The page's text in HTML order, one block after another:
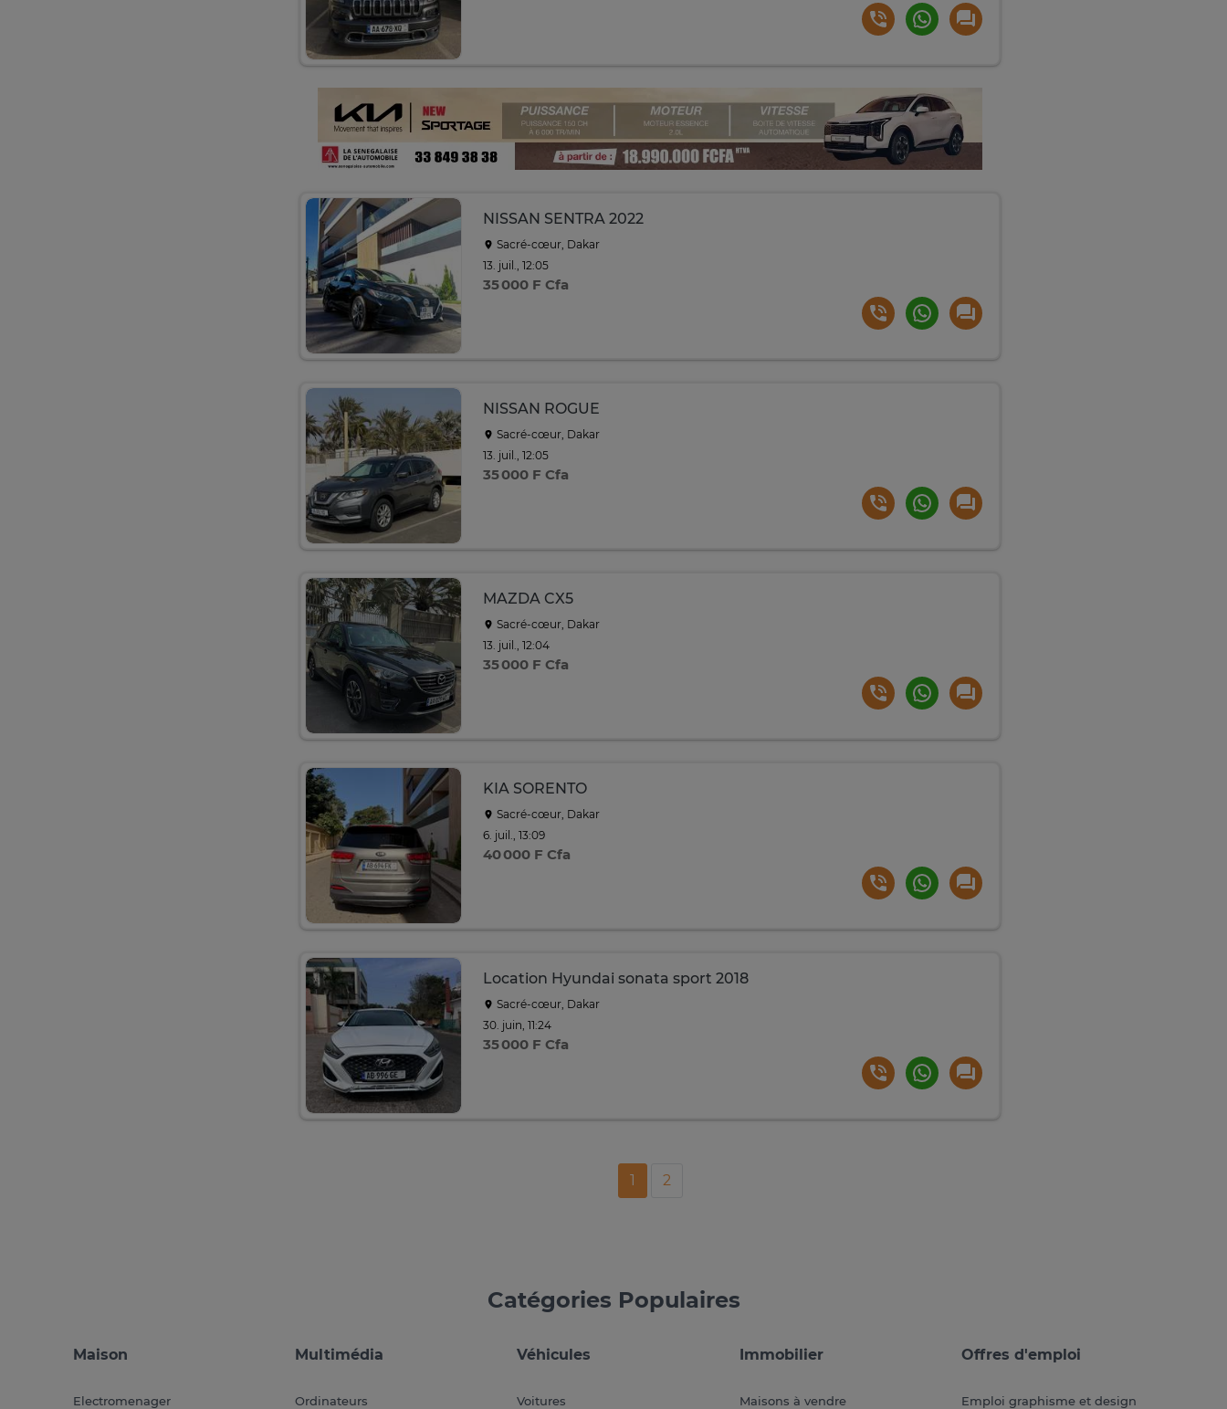
NISSAN SENTRA 2022
Sacré-cœur, Dakar
13. juil., 12:05
35 000 F Cfa
NISSAN ROGUE
Sacré-cœur, Dakar
13. juil., 12:05
35 000 F Cfa
MAZDA CX5
Sacré-cœur, Dakar
13. juil., 12:04
35 000 F Cfa
KIA SORENTO
Sacré-cœur, Dakar
6. juil., 13:09
40 000 F Cfa
Location Hyundai sonata sport 2018
Sacré-cœur, Dakar
30. juin, 11:24
35 000 F Cfa
1 2
Catégories Populaires
Maison
Electromenager
Multimédia
Ordinateurs
Véhicules
Voitures
Immobilier
Maisons à vendre
Offres d'emploi
Emploi graphisme et design